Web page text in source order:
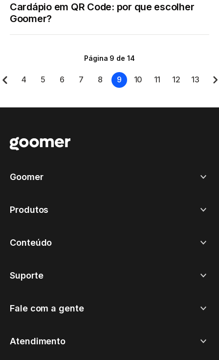
Cardápio em QR Code: por que escolher
Goomer?
Página 9 de 14
4 5 6 7 8 9 10 11 12 13
Goomer
Produtos
Conteúdo
Suporte
Fale com a gente
Atendimento